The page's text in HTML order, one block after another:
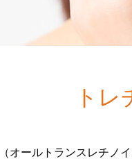
ト
オールトランスレチノ